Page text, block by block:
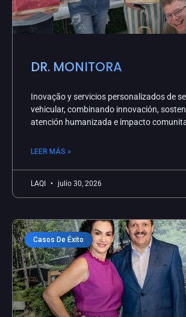
DR. MONITORA
Inovação y servicios personalizados de
vehicular, combinando innovación,
atención humanizada e impacto
LEER MÁS »
LAQI julio 30, 2026
Casos De Éxito